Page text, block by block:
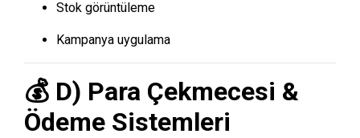
Stok görüntüleme
Kampanya uygulama
💰 D) Para Çekmecesi &
Ödeme Sistemleri